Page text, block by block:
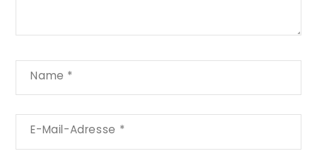
Name *
E-Mail-Adresse *